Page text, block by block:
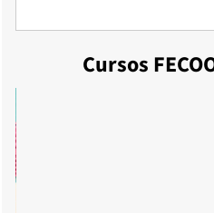
Cursos